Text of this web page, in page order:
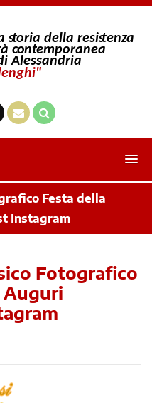
Festa della
Instagram
Fotografico
Auguri